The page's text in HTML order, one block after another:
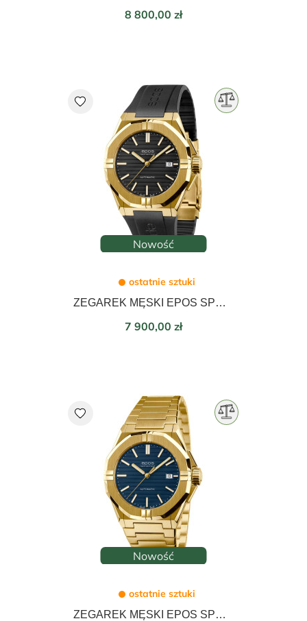
Cena
8 800,00 zł
Nowość
ostatnie sztuki
ZEGAREK MĘSKI EPOS SPORTIVE AUTOMATIC 41mm 3506.132.22.15.55
Cena
7 900,00 zł
favorite
Nowość
ostatnie sztuki
ZEGAREK MĘSKI EPOS SPORTIVE AUTOMATIC 41mm 3506.132.22.16.32
favorite